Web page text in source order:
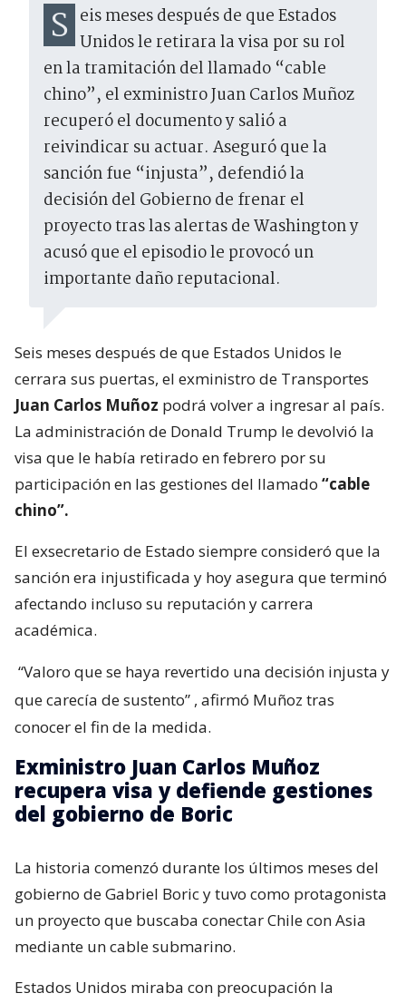
Seis meses después de que Estados Unidos le retirara la visa por su rol
en la tramitación del llamado “cable
chino”, el exministro Juan Carlos Muñoz
recuperó el documento y salió a
reivindicar su actuar. Aseguró que la
sanción fue “injusta”, defendió la
decisión del Gobierno de frenar el
proyecto tras las alertas de Washington y
acusó que el episodio le provocó un
importante daño reputacional.
Seis meses después de que Estados Unidos le
cerrara sus puertas, el exministro de Transportes
Juan Carlos Muñoz podrá volver a ingresar al país.
La administración de Donald Trump le devolvió la
visa que le había retirado en febrero por su
participación en las gestiones del llamado “cable
chino”.
El exsecretario de Estado siempre consideró que la
sanción era injustificada y hoy asegura que terminó
afectando incluso su reputación y carrera
académica.
“Valoro que se haya revertido una decisión injusta y
que carecía de sustento” , afirmó Muñoz tras
conocer el fin de la medida.
Exministro Juan Carlos Muñoz
recupera visa y defiende gestiones
del gobierno de Boric
La historia comenzó durante los últimos meses del
gobierno de Gabriel Boric y tuvo como protagonista
un proyecto que buscaba conectar Chile con Asia
mediante un cable submarino.
Estados Unidos miraba con preocupación la